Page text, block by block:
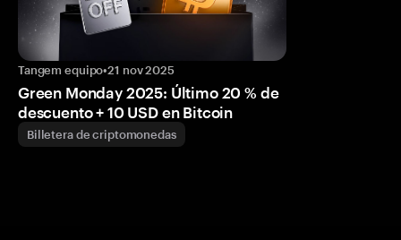
Tangem equipo•21 nov 2025
Green Monday 2025: Último 20 % de
descuento + 10 USD en Bitcoin
Billetera de criptomonedas